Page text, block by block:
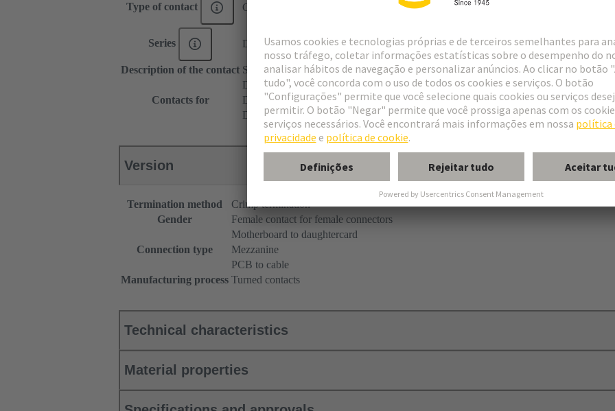
Type of contact Crimp contact
Series DIN 41612
Description of the contact Straight
Contacts for
DIN 41612 Type M
DIN 41612 Type MH 21+5
DIN 41612 Bauform M 0+2
Version
Termination method
Crimp termination
Gender
Female contact for female connectors
Connection type
Motherboard to daughtercard
Mezzanine
PCB to cable
Manufacturing process Turned contacts
Technical characteristics
Material properties